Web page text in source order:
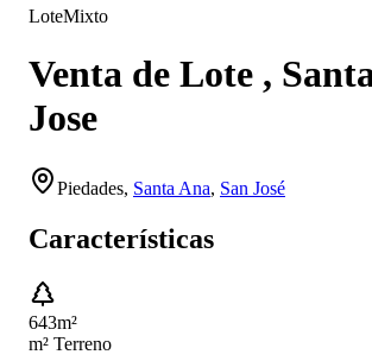
LoteMixto
Venta de Lote ,
Jose
Piedades, Santa Ana, San José
Características
643m²
m² Terreno